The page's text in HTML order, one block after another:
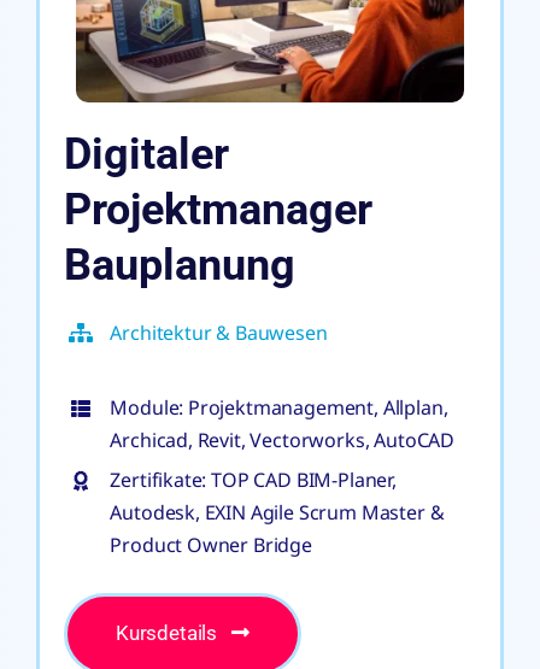
Digitaler
Projektmanager
Bauplanung
Architektur & Bauwesen
Module: Projektmanagement, Allplan,
Archicad, Revit, Vectorworks, AutoCAD
Zertifikate: TOP CAD BIM-Planer,
Autodesk, EXIN Agile Scrum Master &
Product Owner Bridge
Kursdetails